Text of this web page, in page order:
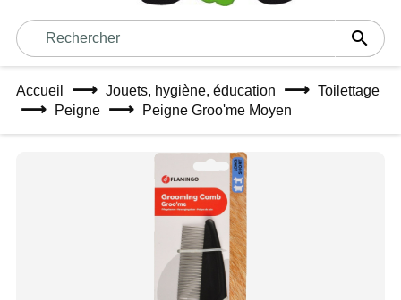

Accueil Jouets, hygiène, éducation
Toilettage
Peigne
Peigne Groo'me Moyen